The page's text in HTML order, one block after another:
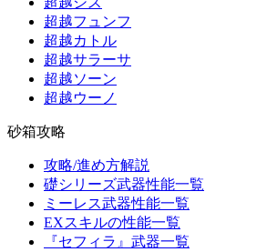
超越フュンフ
超越カトル
超越サラーサ
超越ソーン
超越ウーノ
砂箱攻略
攻略/進め方解説
礎シリーズ武器性能一覧
ミーレス武器性能一覧
EXスキルの性能一覧
『セフィラ』武器一覧